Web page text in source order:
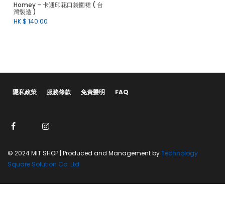
Homey – 卡通印花口袋圍裙 ( 台
灣製造 )
HK $ 140.00
隱私政策 服務條款 免責聲明 FAQ
© 2024 MIT SHOP | Produced and Management byTechnology
Square Solution Co. Ltd